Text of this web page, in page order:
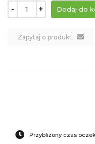
- +
Zapytaj o produkt
Przybliżony czas